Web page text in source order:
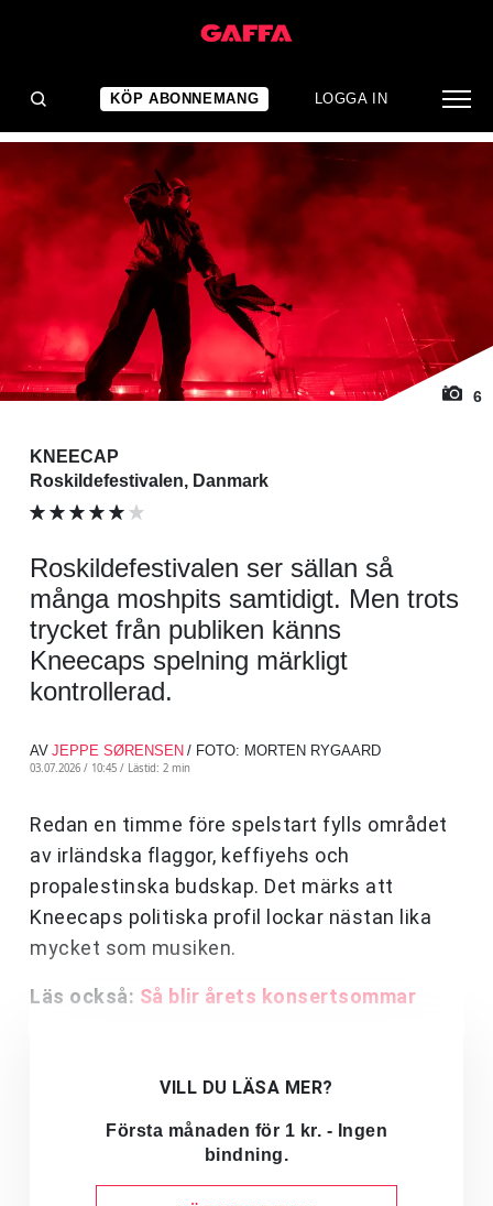
KÖP ABONNEMANG LOGGA IN
KONSERTRECENSION
Nästan för perfekt
6
KNEECAP
Roskildefestivalen, Danmark
Roskildefestivalen ser sällan så
många moshpits samtidigt. Men trots
trycket från publiken känns
Kneecaps spelning märkligt
kontrollerad.
AV JEPPE SØRENSEN / FOTO: MORTEN RYGAARD
03.07.2026 / 10:45 / Lästid: 2 min
Redan en timme före spelstart fylls området
av irländska flaggor, keffiyehs och
propalestinska budskap. Det märks att
Kneecaps politiska profil lockar nästan lika
mycket som musiken.
Läs också: Så blir årets konsertsommar
VILL DU LÄSA MER?
Första månaden för 1 kr. - Ingen
bindning.